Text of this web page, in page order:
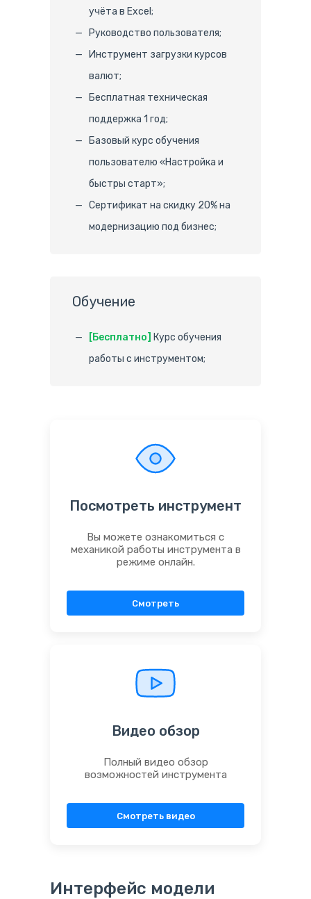
учёта в Excel;
Руководство пользователя;
Инструмент загрузки курсов
валют;
Бесплатная техническая
поддержка 1 год;
Базовый курс обучения
пользователю «Настройка и
быстры старт»;
Сертификат на скидку 20% на
модернизацию под бизнес;
Обучение
[Бесплатно] Курс обучения
работы с инструментом;
Посмотреть инструмент
Вы можете ознакомиться с
механикой работы инструмента в
режиме онлайн.
Смотреть
Видео обзор
Полный видео обзор
возможностей инструмента
Смотреть видео
Интерфейс модели